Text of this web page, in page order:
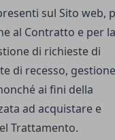
sul Sito web,
al Contratto e per la
di richieste di
di recesso,
ai fini della
ad acquistare e
Trattamento.